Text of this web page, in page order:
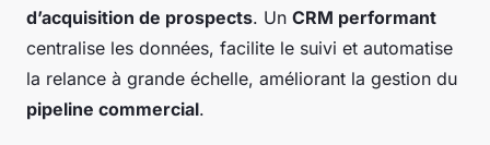
d’acquisition de prospects. Un CRM performant
centralise les données, facilite le suivi et automatise
la relance à grande échelle, améliorant la gestion du
pipeline commercial.